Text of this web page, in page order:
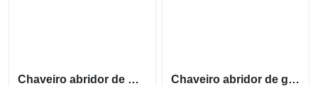
Chaveiro abridor de Garrafas em metal retangular X09824
Chaveiro abridor de garrafas formato de um pé X05084